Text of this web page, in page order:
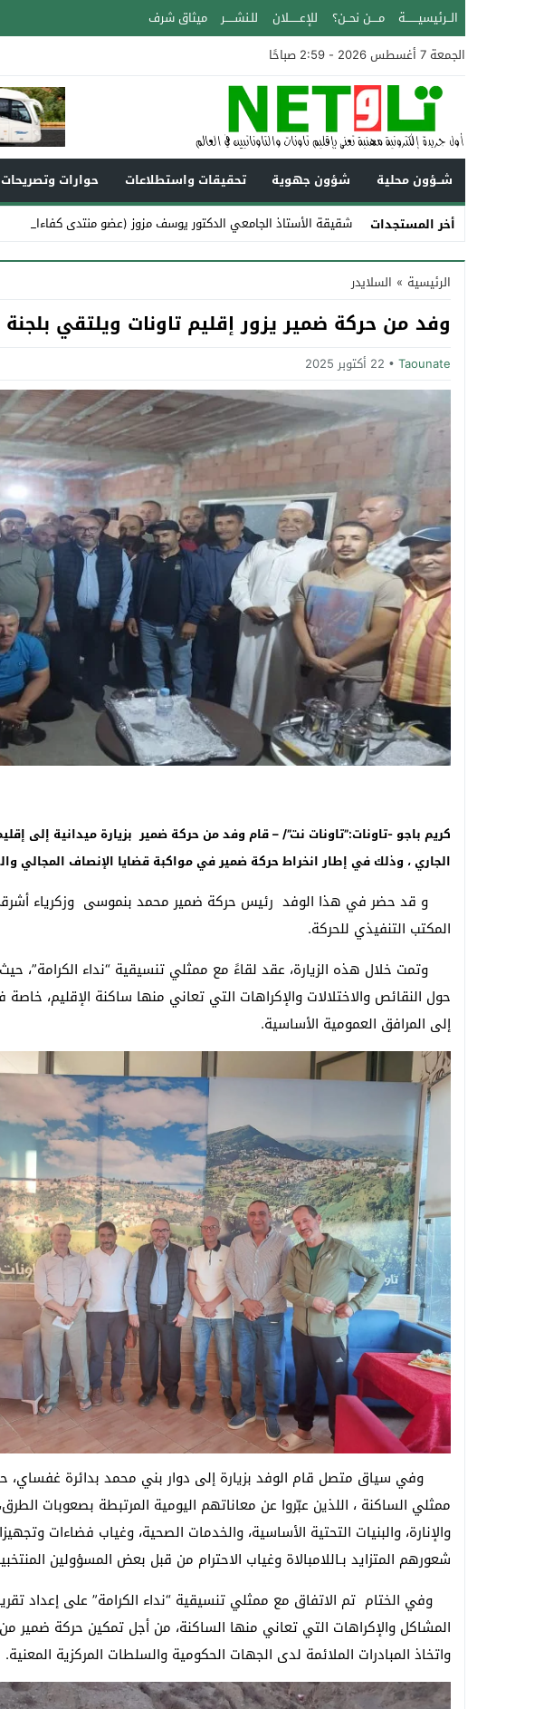
الــرئيسيـــــــة مــــن نحــن؟ للإعــــــلان للـنشـــــر ميثاق شرف
الجمعة 7 أغسطس 2026 - 2:59 صباحًا
شــؤون محلية شؤون جهوية تحقيقات واستطلاعات حوارات وتصريحات
أخر المستجدات
شقيقة الأستاذ الجامعي الدكتور يوسف مزوز (عضو منتدى كفاءات
Stop
Previous
Next
الرئيسية » السلايدر
وفد من حركة ضمير يزور إقليم تاونات ويلتقي بلجنة
Taounate 22 أكتوبر 2025
الجاري ، وذلك في إطار انخراط حركة ضمير في مواكبة قضايا الإنصاف المجالي
و قد حضر في هذا الوفد رئيس حركة ضمير محمد بنموسى وزكرياء
المكتب التنفيذي للحركة.
وتمت خلال هذه الزيارة، عقد لقاءً مع ممثلي تنسيقية “نداء الكرامة”،
حول النقائص والاختلالات والإكراهات التي تعاني منها ساكنة الإقليم، خاصة
إلى المرافق العمومية الأساسية.
وفي سياق متصل قام الوفد بزيارة إلى دوار بني محمد بدائرة
ممثلي الساكنة ، اللذين عبّروا عن معاناتهم اليومية المرتبطة بصعوبات
والإنارة، والبنيات التحتية الأساسية، والخدمات الصحية، وغياب فضاءات
شعورهم المتزايد بـاللامبالاة وغياب الاحترام من قبل بعض المسؤولين
وفي الختام تم الاتفاق مع ممثلي تنسيقية “نداء الكرامة” على إعداد
المشاكل والإكراهات التي تعاني منها الساكنة، من أجل تمكين حركة ضمير
واتخاذ المبادرات الملائمة لدى الجهات الحكومية والسلطات المركزية المعنية.